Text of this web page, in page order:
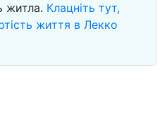
житла. Клацніть тут,
життя в Лекко